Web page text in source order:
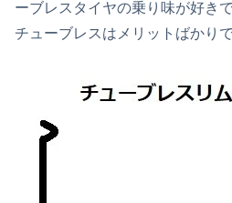
ーブレスタイヤの乗り味が好き
チューブレスはメリットばかり